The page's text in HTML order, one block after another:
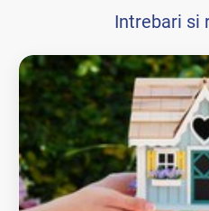
Intrebari si